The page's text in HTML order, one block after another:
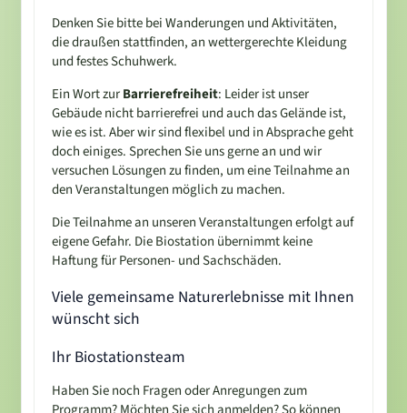
Denken Sie bitte bei Wanderungen und Aktivitäten,
die draußen stattfinden, an wettergerechte Kleidung
und festes Schuhwerk.
Ein Wort zur Barrierefreiheit: Leider ist unser
Gebäude nicht barrierefrei und auch das Gelände ist,
wie es ist. Aber wir sind flexibel und in Absprache geht
doch einiges. Sprechen Sie uns gerne an und wir
versuchen Lösungen zu finden, um eine Teilnahme an
den Veranstaltungen möglich zu machen.
Die Teilnahme an unseren Veranstaltungen erfolgt auf
eigene Gefahr. Die Biostation übernimmt keine
Haftung für Personen- und Sachschäden.
Viele gemeinsame Naturerlebnisse mit Ihnen
wünscht sich
Ihr Biostationsteam
Haben Sie noch Fragen oder Anregungen zum
Programm? Möchten Sie sich anmelden? So können